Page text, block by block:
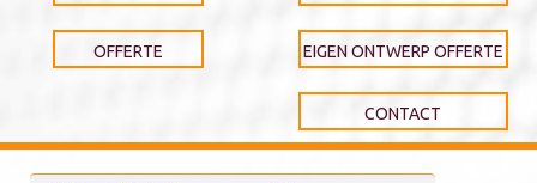
OFFERTE EIGEN ONTWERP OFFERTE
CONTACT